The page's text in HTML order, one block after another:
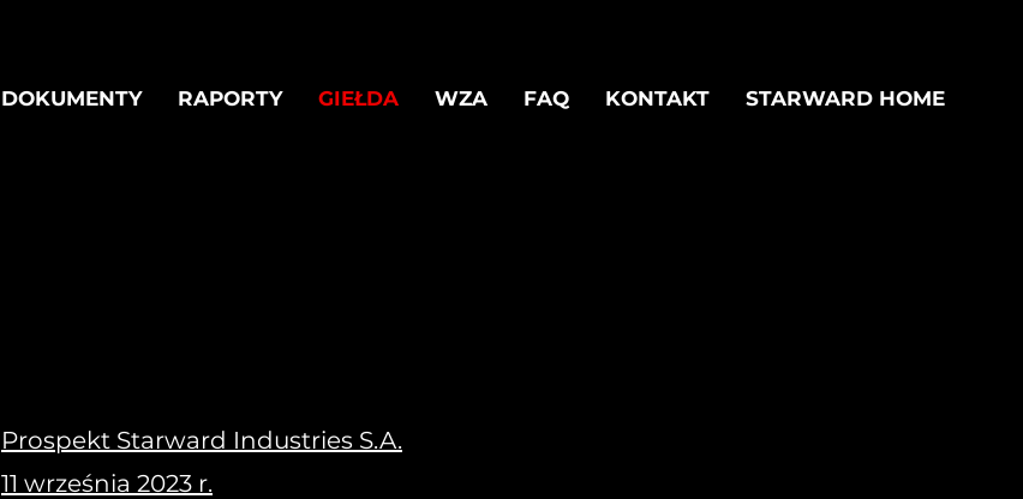
DOKUMENTY RAPORTY GIEŁDA WZA FAQ KONTAKT STARWARD HOME
Prospekt Starward Industries S.A.
11 września 2023 r.